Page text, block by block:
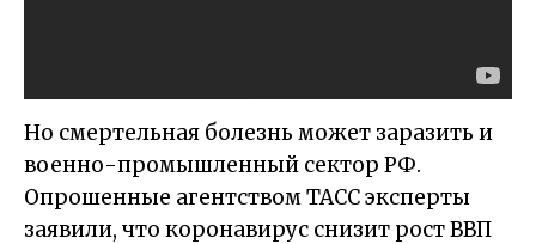
Но смертельная болезнь может заразить и
военно-промышленный сектор РФ.
Опрошенные агентством ТАСС эксперты
заявили, что коронавирус снизит рост ВВП